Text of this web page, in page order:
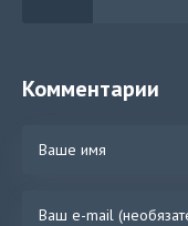
Комментарии